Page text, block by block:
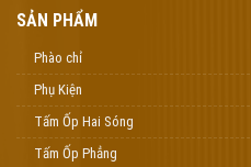
SẢN PHẨM
Phào chỉ
Phụ Kiện
Tấm Ốp Hai Sóng
Tấm Ốp Phẳng